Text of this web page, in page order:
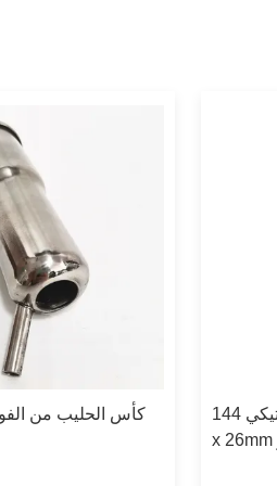
كأس الحليب من كأس حليب بلاستيكي 144mm x 42mm